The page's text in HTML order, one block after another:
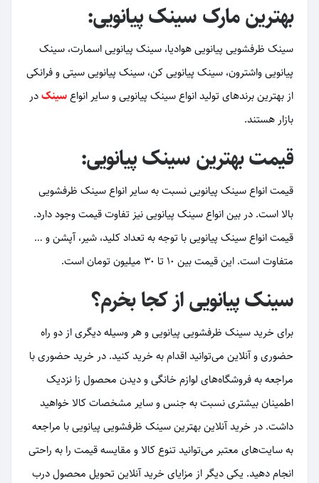
بهترین مارک سینک پیانویی:
سینک ظرفشویی پیانویی هوادیا، سینک پیانویی اسمارت، سینک
پیانویی واشترون، سینک پیانویی کن، سینک پیانویی سیتی و فرانکی
از بهترین برندهای تولید انواع سینک پیانویی و سایر انواعسینکدر
بازار هستند.
قیمت بهترین سینک پیانویی:
قیمت انواع سینک پیانویی نسبت به سایر انواع سینک ظرفشویی
بالا است. در بین انواع سینک پیانویی نیز تفاوت قیمت وجود دارد.
قیمت انواع سینک پیانویی با توجه به تعداد کلید، شیر، آپشن و …
متفاوت است. این قیمت بین 10 تا 30 میلیون تومان است.
سینک پیانویی از کجا بخرم؟
برای خرید سینک ظرفشویی پیانویی و هر وسیله دیگری از دو راه
حضوری و آنلاین می‌توانید اقدام به خرید کنید. در خرید حضوری با
مراجعه به فروشگاه‌های لوازم خانگی و دیدن محصول زا نزدیک
اطمینان بیشتری نسبت به جنس و سایر مشخصات کالا خواهید
داشت. در خرید آنلاین بهترین سینک ظرفشویی پیانویی با مراجعه
به سایت‌های معتبر می‌توانید تنوع کالا و مقایسه قیمت را به راحتی
انجام دهید. یکی دیگر از مزایای خرید آنلاین تحویل محصول درب